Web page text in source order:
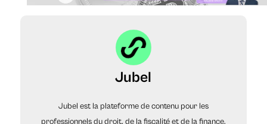
Jubel
Jubel est la plateforme de contenu pour les
professionnels du droit, de la fiscalité et de la finance.